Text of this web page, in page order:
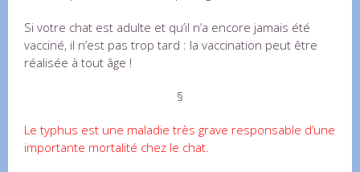
Si votre chat est adulte et qu’il n’a encore jamais été
vacciné, il n’est pas trop tard : la vaccination peut être
réalisée à tout âge !
§
Le typhus est une maladie très grave responsable d’une
importante mortalité chez le chat.